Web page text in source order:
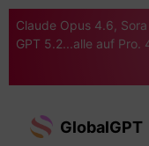
Claude Opus 4.6,
GPT 5.2...alle auf Pro.
GlobalGPT